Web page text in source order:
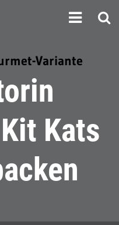
Variante
Kats